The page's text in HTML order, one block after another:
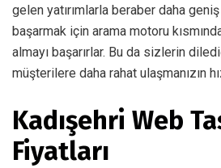
gelen yatırımlarla beraber daha
başarmak için arama motoru
almayı başarırlar. Bu da sizlerin
müşterilere daha rahat ulaşmanızın
Kadışehri Web
Fiyatları